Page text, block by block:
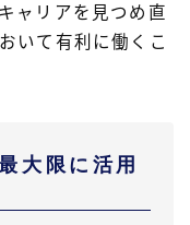
ャリアを見つめ直
いて有利に働くこ
大限に活用